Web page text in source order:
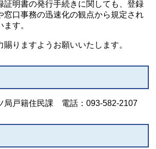
明書の発行手続きに関しても、登録
窓口事務の迅速化の観点から規定され
す。
りますようお願いいたします。
局戸籍住民課 電話：093-582-2107